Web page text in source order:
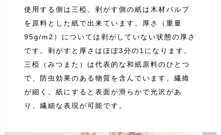
使用する側は三椏、剥がす側の紙は木材パルプ
を原料とした紙で出来ています。厚さ（重量
95g/m2）については剥がしていない状態の厚さ
です。剥がすと厚さはほぼ3分の1になります。
三椏（みつまた）は代表的な和紙原料のひとつ
で、防虫効果のある物質を含んでいます。繊維
が細く、紙にすると表面が滑らかで光沢があ
り、繊細な表現が可能です。